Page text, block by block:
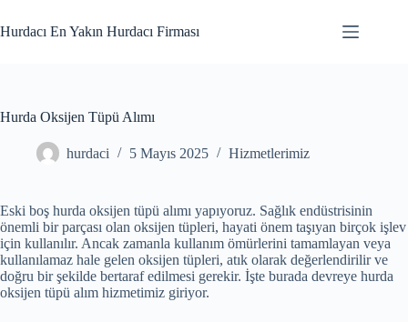
to
content
Hurdacı En Yakın Hurdacı Firması
Hurda Oksijen Tüpü Alımı
hurdaci 5 Mayıs 2025 Hizmetlerimiz
Eski boş hurda oksijen tüpü alımı yapıyoruz. Sağlık endüstrisinin
önemli bir parçası olan oksijen tüpleri, hayati önem taşıyan birçok işlev
için kullanılır. Ancak zamanla kullanım ömürlerini tamamlayan veya
kullanılamaz hale gelen oksijen tüpleri, atık olarak değerlendirilir ve
doğru bir şekilde bertaraf edilmesi gerekir. İşte burada devreye hurda
oksijen tüpü alım hizmetimiz giriyor.